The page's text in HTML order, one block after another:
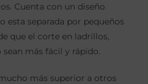
Cuenta con un diseño
esta separada por pequeños
que el corte en ladrillos,
más fácil y rápido.
más superior a otros